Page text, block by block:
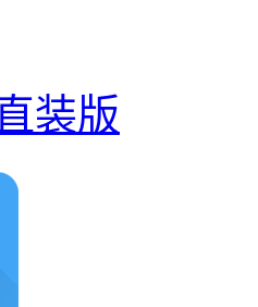
装版